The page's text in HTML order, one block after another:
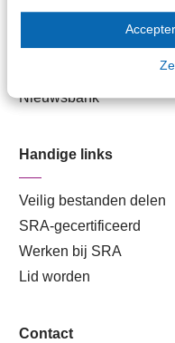
Dossiers
Nieuwsbank
Handige links
Veilig bestanden delen
SRA-gecertificeerd
Werken bij SRA
Lid worden
Contact